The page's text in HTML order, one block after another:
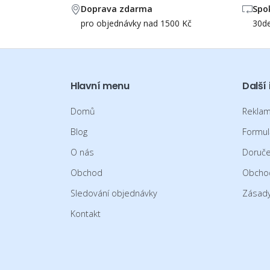
Doprava zdarma
pro objednávky nad 1500 Kč
Hlavní menu
Domů
Blog
O nás
Obchod
Sledování objednávky
Kontakt
Další